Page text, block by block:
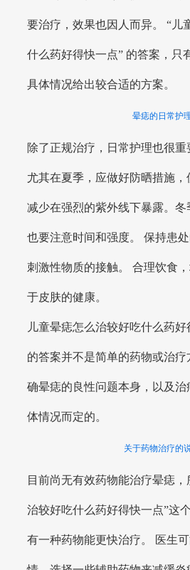
要治疗，效果也因人而异。 “儿
什么药好得快一点” 的答案，只
具体情况给出较合适的方案。
晕痣的日常护
除了正规治疗，日常护理也很重
尤其在夏季，应做好防晒措施
减少在强烈的紫外线下暴露。冬
也要注意时间和强度。 保持患
刺激性物质的接触。 合理饮食
于皮肤的健康。
儿童晕痣怎么治较好吃什么药
的答案并不是简单的药物或治
确晕痣的良性问题本身，以及
体情况而定的。
关于药物治疗的
目前尚无有效药物能治疗晕痣，
治较好吃什么药好得快一点”这
有一种药物能更快治疗。 医生